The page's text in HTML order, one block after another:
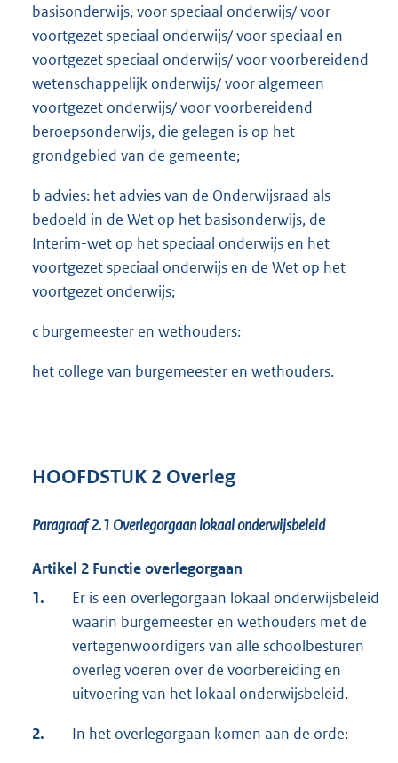
basisonderwijs, voor speciaal onderwijs/ voor
voortgezet speciaal onderwijs/ voor speciaal en
voortgezet speciaal onderwijs/ voor voorbereidend
wetenschappelijk onderwijs/ voor algemeen
voortgezet onderwijs/ voor voorbereidend
beroepsonderwijs, die gelegen is op het
grondgebied van de gemeente;
b advies: het advies van de Onderwijsraad als
bedoeld in de Wet op het basisonderwijs, de
Interim-wet op het speciaal onderwijs en het
voortgezet speciaal onderwijs en de Wet op het
voortgezet onderwijs;
c burgemeester en wethouders:
het college van burgemeester en wethouders.
HOOFDSTUK 2 Overleg
Paragraaf 2.1 Overlegorgaan lokaal onderwijsbeleid
Artikel 2 Functie overlegorgaan
1.
Er is een overlegorgaan lokaal onderwijsbeleid
waarin burgemeester en wethouders met de
vertegenwoordigers van alle schoolbesturen
overleg voeren over de voorbereiding en
uitvoering van het lokaal onderwijsbeleid.
2. In het overlegorgaan komen aan de orde: